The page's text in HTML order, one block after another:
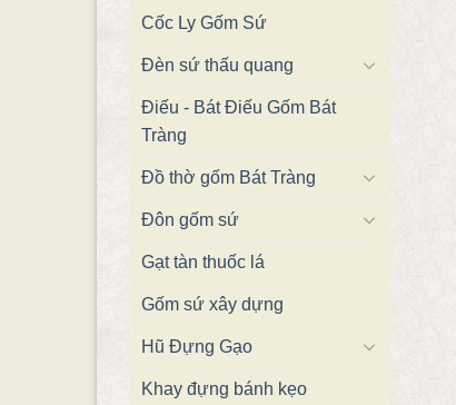
Cốc Ly Gốm Sứ
Đèn sứ thấu quang
Điếu - Bát Điếu Gốm Bát
Tràng
Đồ thờ gốm Bát Tràng
Đôn gốm sứ
Gạt tàn thuốc lá
Gốm sứ xây dựng
Hũ Đựng Gạo
Khay đựng bánh kẹo